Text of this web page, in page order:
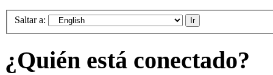
Saltar a:
¿Quién está conectado?